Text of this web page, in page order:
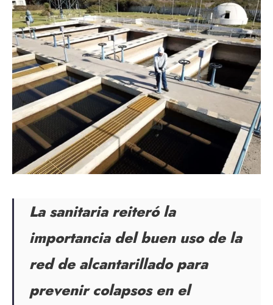
La sanitaria reiteró la
importancia del buen uso de la
red de alcantarillado para
prevenir colapsos en el